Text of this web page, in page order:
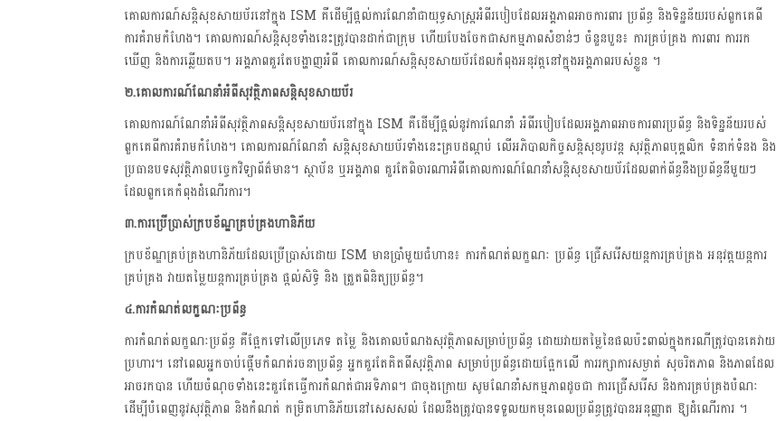
គោលការណ៍សន្តិសុខសាយប័រនៅក្នុង ISM គឺដើម្បីផ្តល់ការណែនាំជាយុទ្ធសាស្រ្តអំពីរបៀបដែលអង្គភាពអាចការពារ ប្រព័ន្ធ និងទិន្នន័យរបស់ពួកគេពី
ការគំរាមកំហែង។ គោលការណ៍សន្តិសុខទាំងនេះត្រូវបានដាក់ជាក្រុម ហើយបែងចែកជាសកម្មភាពសំខាន់ៗ ចំនួនបួន៖ ការគ្រប់គ្រង ការពារ ការរក
ឃើញ និងការឆ្លើយតប។ អង្គភាពគួរតែបង្ហាញអំពី គោលការណ៍សន្តិសុខសាយប័រដែលកំពុងអនុវត្តនៅក្នុងអង្គភាពរបស់ខ្លួន ។
២.គោលការណ៍ណែនាំអំពីសុវត្ថិភាពសន្តិសុខសាយប័រ
គោលការណ៍ណែនាំអំពីសុវត្ថិភាពសន្តិសុខសាយប័រនៅក្នុង ISM គឺដើម្បីផ្តល់នូវការណែនាំ អំពីរបៀបដែលអង្គភាពអាចការពារប្រព័ន្ធ និងទិន្នន័យរបស់
ពួកគេពីការគំរាមកំហែង។ គោលការណ៍ណែនាំ សន្តិសុខសាយប័រទាំងនេះគ្របដណ្តប់ លើអភិបាលកិច្ចសន្តិសុខរូបវន្ត សុវត្ថិភាពបុគ្គលិក ទំនាក់ទំនង និង
ប្រធានបទសុវត្ថិភាពបច្ចេកវិទ្យាព័ត៌មាន។ ស្ថាប័ន ឬអង្គភាព គួរតែពិចារណាអំពីគោលការណ៍ណែនាំសន្តិសុខសាយប័រដែលពាក់ព័ន្ធនឹងប្រព័ន្ធនីមួយៗ
ដែលពួកគេកំពុងដំណើរការ។
៣.ការប្រើប្រាស់ក្របខ័ណ្ឌគ្រប់គ្រងហានិភ័យ
ក្របខ័ណ្ឌគ្រប់គ្រងហានិភ័យដែលប្រើប្រាស់ដោយ ISM មានប្រាំមួយជំហាន៖ ការកំណត់លក្ខណៈ ប្រព័ន្ធ ជ្រើសរើសយន្តការគ្រប់គ្រង អនុវត្តយន្តការ
គ្រប់គ្រង វាយតម្លៃយន្តការគ្រប់គ្រង ផ្តល់សិទ្ធិ និង ត្រួតពិនិត្យប្រព័ន្ធ។
៤.ការកំណត់លក្ខណៈប្រព័ន្ធ
ការកំណត់លក្ខណៈប្រព័ន្ធ គឺផ្អែកទៅលើប្រភេទ តម្លៃ និងគោលបំណងសុវត្ថិភាពសម្រាប់ប្រព័ន្ធ ដោយវាយតម្លៃនៃផលប៉ះពាល់ក្នុងករណីត្រូវបានគេវាយ
ប្រហារ។​ នៅពេលអ្នកចាប់ផ្តើមកំណត់រចនាប្រព័ន្ធ អ្នកគួរតែគិតពីសុវត្ថិភាព សម្រាប់ប្រព័ន្ធដោយផ្អែកលើ ការរក្សាការសម្ងាត់ សុចរិតភាព និងភាពដែល
អាចរកបាន ហើយចំណុចទាំងនេះគួរតែធ្វើការកំណត់ជាអទិភាព។ ជាចុងក្រោយ សូមណែនាំសកម្មភាពដូចជា ការជ្រើសរើស និងការគ្រប់គ្រងបំណៈ
ដើម្បីបំពេញនូវសុវត្ថិភាព និងកំណត់ កម្រិតហានិភ័យនៅសេសសល់ ដែលនឹងត្រូវបានទទួលយកមុនពេលប្រព័ន្ធត្រូវបានអនុញ្ញាត ឱ្យដំណើរការ ។